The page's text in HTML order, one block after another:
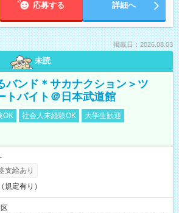
応募する 詳細へ
掲載日：2026.08.03
未読
バンド＊サカナクション＞ツ
トバイト＠日本武道館
OK 社会人未経験OK
大学生歓迎
支給あり
規定有り）